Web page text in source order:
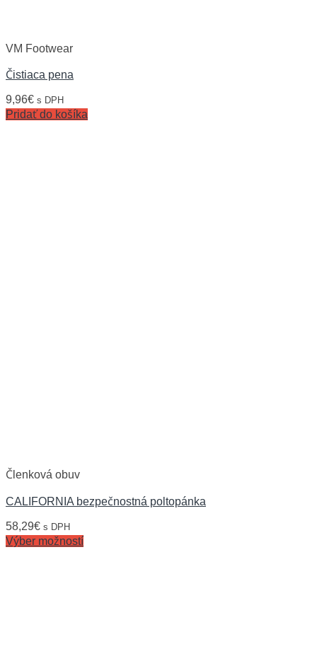
VM Footwear
Čistiaca pena
9,96€ s DPH
Pridať do košíka
Členková obuv
CALIFORNIA bezpečnostná poltopánka
58,29€ s DPH
Výber možností